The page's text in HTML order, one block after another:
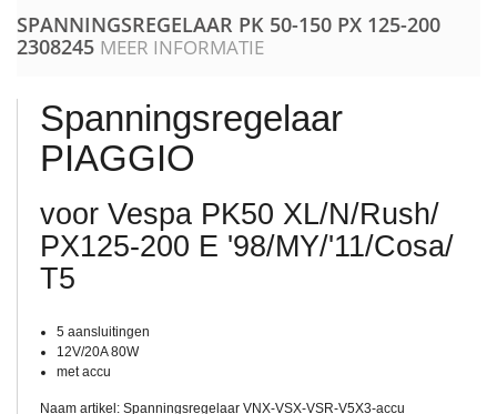
SPANNINGSREGELAAR PK 50-150 PX 125-200
2308245 MEER INFORMATIE
Spanningsregelaar
PIAGGIO
voor Vespa PK50 XL/​N/​Rush/​
PX125-200 E '98/​MY/​'11/​Cosa/​
T5
5 aansluitingen
12V/20A 80W
met accu
Naam artikel: Spanningsregelaar VNX-VSX-VSR-V5X3-accu